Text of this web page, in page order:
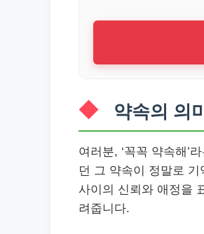
약속의 의
여러분, ‘꼭꼭 약속해’
던 그 약속이 정말로
사이의 신뢰와 애정을
려줍니다.